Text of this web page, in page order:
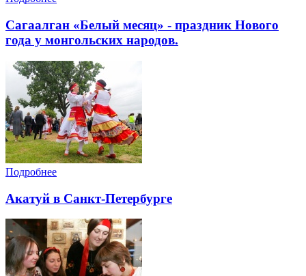
Cагаалган «Белый месяц» - праздник Нового
года у монгольских народов.
Подробнее
Акатуй в Санкт-Петербурге